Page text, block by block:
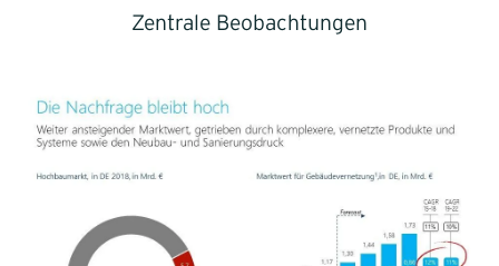
Zentrale Beobachtungen